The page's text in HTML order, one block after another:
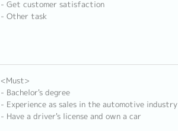
- Get customer satisfaction
- Other task
<Must>
- Bachelor's degree
- Experience as sales in the automotive industry
- Have a driver's license and own a car